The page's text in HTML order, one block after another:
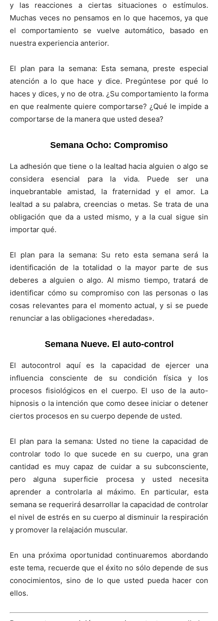
y las reacciones a ciertas situaciones o estímulos.
Muchas veces no pensamos en lo que hacemos, ya que
el comportamiento se vuelve automático, basado en
nuestra experiencia anterior.
El plan para la semana: Esta semana, preste especial
atención a lo que hace y dice. Pregúntese por qué lo
haces y dices, y no de otra. ¿Su comportamiento la forma
en que realmente quiere comportarse? ¿Qué le impide a
comportarse de la manera que usted desea?
Semana Ocho: Compromiso
La adhesión que tiene o la lealtad hacia alguien o algo se
considera esencial para la vida. Puede ser una
inquebrantable amistad, la fraternidad y el amor. La
lealtad a su palabra, creencias o metas. Se trata de una
obligación que da a usted mismo, y a la cual sigue sin
importar qué.
El plan para la semana: Su reto esta semana será la
identificación de la totalidad o la mayor parte de sus
deberes a alguien o algo. Al mismo tiempo, tratará de
identificar cómo su compromiso con las personas o las
cosas relevantes para el momento actual, y si se puede
renunciar a las obligaciones «heredadas».
Semana Nueve. El auto-control
El autocontrol aquí es la capacidad de ejercer una
influencia consciente de su condición física y los
procesos fisiológicos en el cuerpo. El uso de la auto-
hipnosis o la intención que como desee iniciar o detener
ciertos procesos en su cuerpo depende de usted.
El plan para la semana: Usted no tiene la capacidad de
controlar todo lo que sucede en su cuerpo, una gran
cantidad es muy capaz de cuidar a su subconsciente,
pero alguna superficie procesa y usted necesita
aprender a controlarla al máximo. En particular, esta
semana se requerirá desarrollar la capacidad de controlar
el nivel de estrés en su cuerpo al disminuir la respiración
y promover la relajación muscular.
En una próxima oportunidad continuaremos abordando
este tema, recuerde que el éxito no sólo depende de sus
conocimientos, sino de lo que usted pueda hacer con
ellos.